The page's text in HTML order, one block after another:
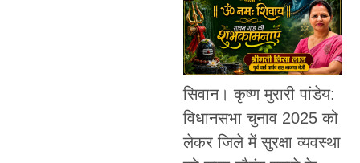
सिवान। कृष्ण मुरारी पांडेय:
विधानसभा चुनाव 2025 को
लेकर जिले में सुरक्षा व्यवस्था